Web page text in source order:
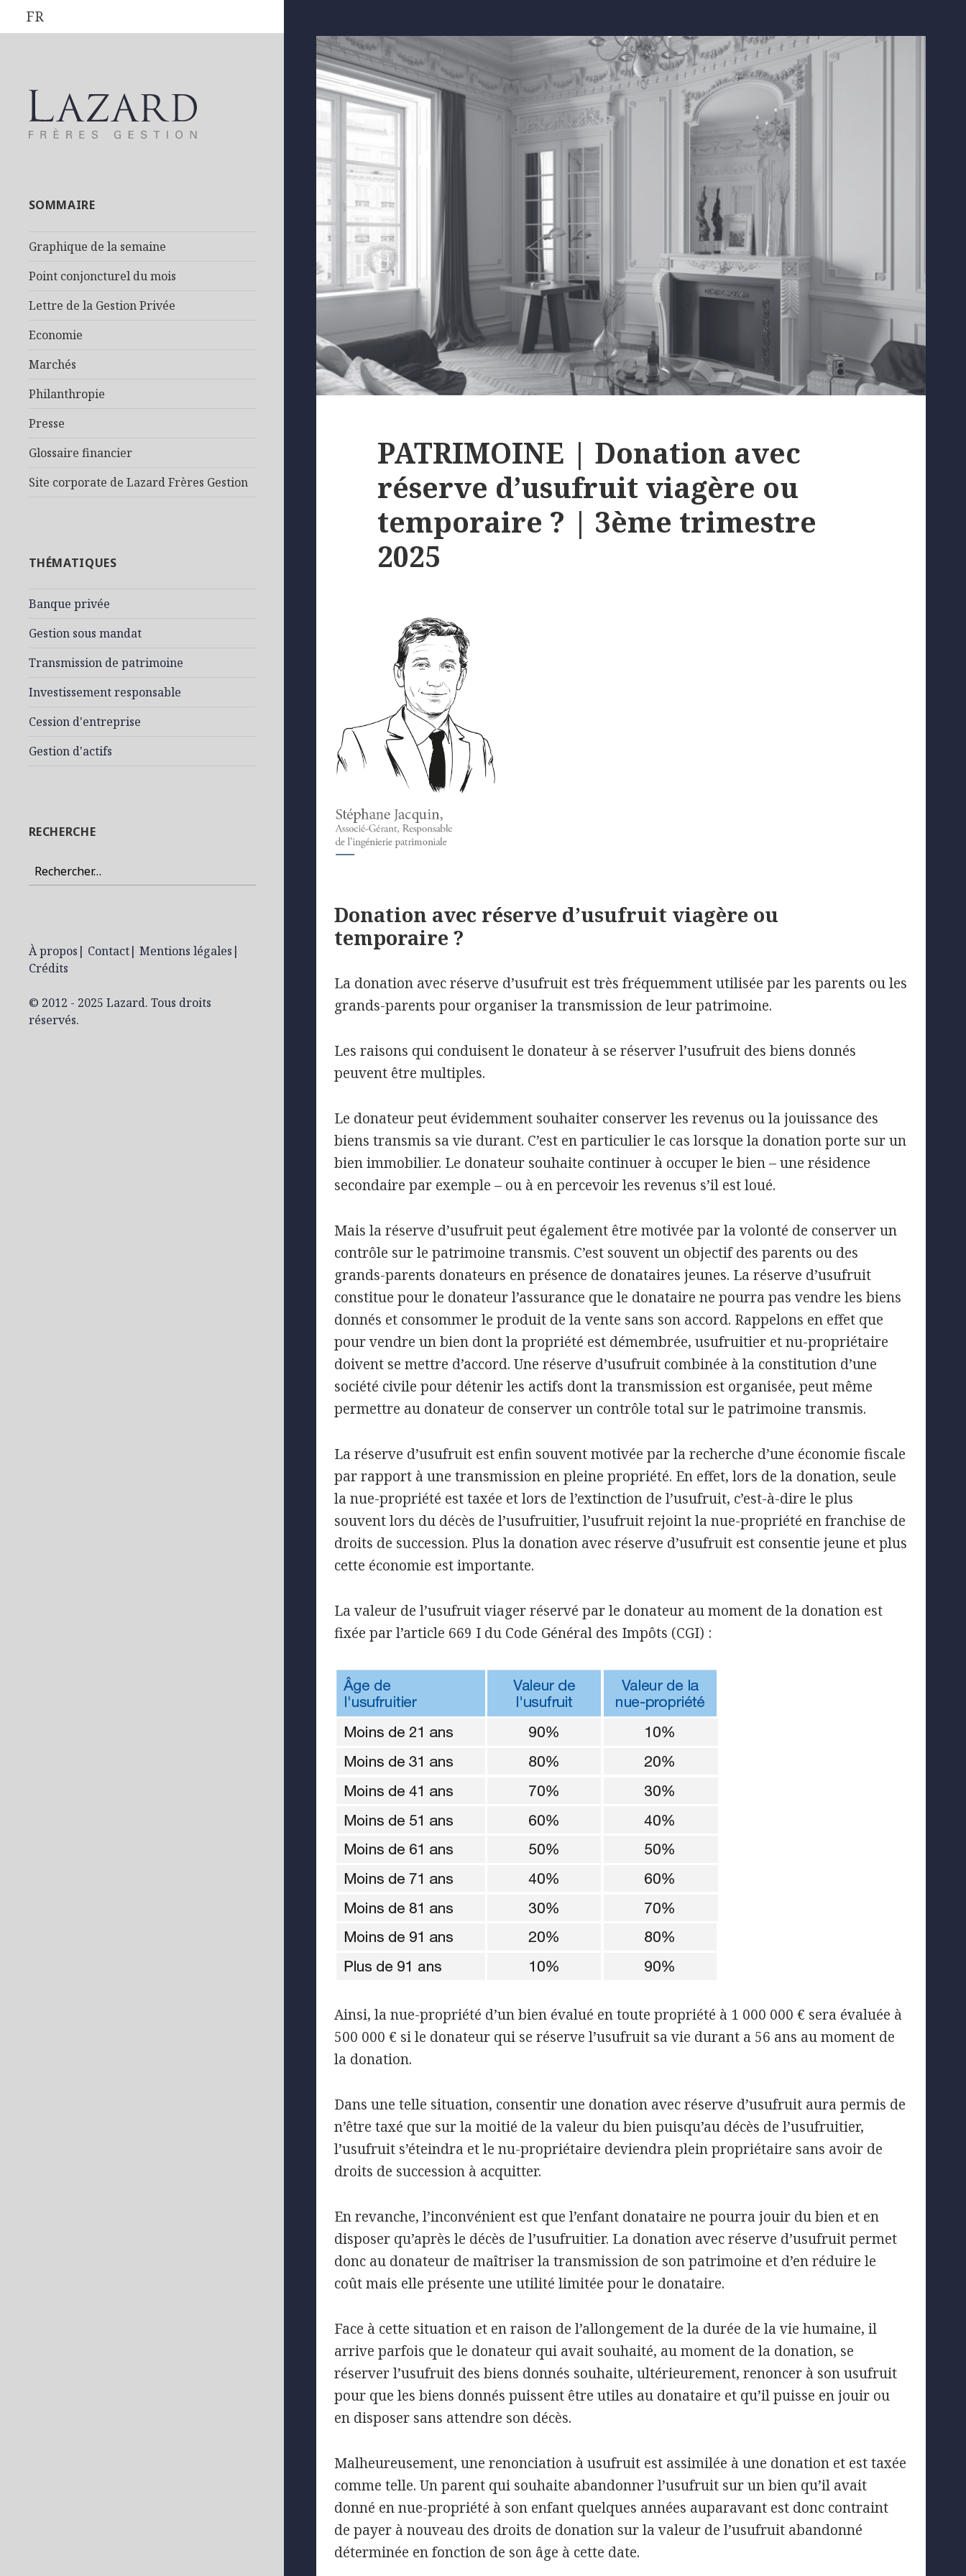
FR
SOMMAIRE
Graphique de la semaine
Point conjoncturel du mois
Lettre de la Gestion Privée
Economie
Marchés
Philanthropie
Presse
Glossaire financier
Site corporate de Lazard Frères Gestion
THÉMATIQUES
Banque privée
Gestion sous mandat
Transmission de patrimoine
Investissement responsable
Cession d'entreprise
Gestion d'actifs
RECHERCHE
Rechercher :
À propos | Contact| Mentions légales |
Crédits
© 2012 - 2025 Lazard. Tous droits
réservés.
PATRIMOINE | Donation avec
réserve d’usufruit viagère ou
temporaire ? | 3ème trimestre
2025
Donation avec réserve d’usufruit viagère ou
temporaire ?
La donation avec réserve d’usufruit est très fréquemment utilisée par les parents ou les
grands-parents pour organiser la transmission de leur patrimoine.
Les raisons qui conduisent le donateur à se réserver l’usufruit des biens donnés
peuvent être multiples.
Le donateur peut évidemment souhaiter conserver les revenus ou la jouissance des
biens transmis sa vie durant. C’est en particulier le cas lorsque la donation porte sur un
bien immobilier. Le donateur souhaite continuer à occuper le bien – une résidence
secondaire par exemple – ou à en percevoir les revenus s’il est loué.
Mais la réserve d’usufruit peut également être motivée par la volonté de conserver un
contrôle sur le patrimoine transmis. C’est souvent un objectif des parents ou des
grands-parents donateurs en présence de donataires jeunes. La réserve d’usufruit
constitue pour le donateur l’assurance que le donataire ne pourra pas vendre les biens
donnés et consommer le produit de la vente sans son accord. Rappelons en effet que
pour vendre un bien dont la propriété est démembrée, usufruitier et nu-propriétaire
doivent se mettre d’accord. Une réserve d’usufruit combinée à la constitution d’une
société civile pour détenir les actifs dont la transmission est organisée, peut même
permettre au donateur de conserver un contrôle total sur le patrimoine transmis.
La réserve d’usufruit est enfin souvent motivée par la recherche d’une économie fiscale
par rapport à une transmission en pleine propriété. En effet, lors de la donation, seule
la nue-propriété est taxée et lors de l’extinction de l’usufruit, c’est-à-dire le plus
souvent lors du décès de l’usufruitier, l’usufruit rejoint la nue-propriété en franchise de
droits de succession. Plus la donation avec réserve d’usufruit est consentie jeune et plus
cette économie est importante.
La valeur de l’usufruit viager réservé par le donateur au moment de la donation est
fixée par l’article 669 I du Code Général des Impôts (CGI) :
Ainsi, la nue-propriété d’un bien évalué en toute propriété à 1 000 000 € sera évaluée à
500 000 € si le donateur qui se réserve l’usufruit sa vie durant a 56 ans au moment de
la donation.
Dans une telle situation, consentir une donation avec réserve d’usufruit aura permis de
n’être taxé que sur la moitié de la valeur du bien puisqu’au décès de l’usufruitier,
l’usufruit s’éteindra et le nu-propriétaire deviendra plein propriétaire sans avoir de
droits de succession à acquitter.
En revanche, l’inconvénient est que l’enfant donataire ne pourra jouir du bien et en
disposer qu’après le décès de l’usufruitier. La donation avec réserve d’usufruit permet
donc au donateur de maîtriser la transmission de son patrimoine et d’en réduire le
coût mais elle présente une utilité limitée pour le donataire.
Face à cette situation et en raison de l’allongement de la durée de la vie humaine, il
arrive parfois que le donateur qui avait souhaité, au moment de la donation, se
réserver l’usufruit des biens donnés souhaite, ultérieurement, renoncer à son usufruit
pour que les biens donnés puissent être utiles au donataire et qu’il puisse en jouir ou
en disposer sans attendre son décès.
Malheureusement, une renonciation à usufruit est assimilée à une donation et est taxée
comme telle. Un parent qui souhaite abandonner l’usufruit sur un bien qu’il avait
donné en nue-propriété à son enfant quelques années auparavant est donc contraint
de payer à nouveau des droits de donation sur la valeur de l’usufruit abandonné
déterminée en fonction de son âge à cette date.